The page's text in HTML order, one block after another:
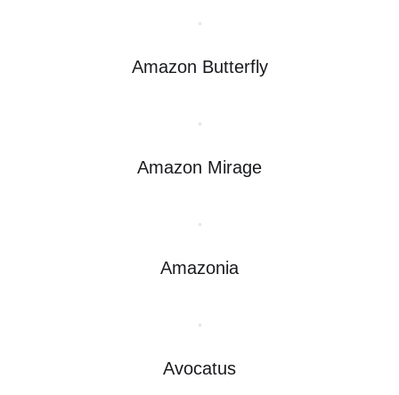
Amazon Butterfly
Amazon Mirage
Amazonia
Avocatus